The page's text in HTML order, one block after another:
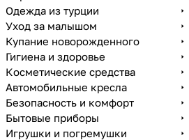
Одежда из турции
Уход за малышом
Купание новорожденного
Гигиена и здоровье
Косметические средства
Автомобильные кресла
Безопасность и комфорт
Бытовые приборы
Игрушки и погремушки